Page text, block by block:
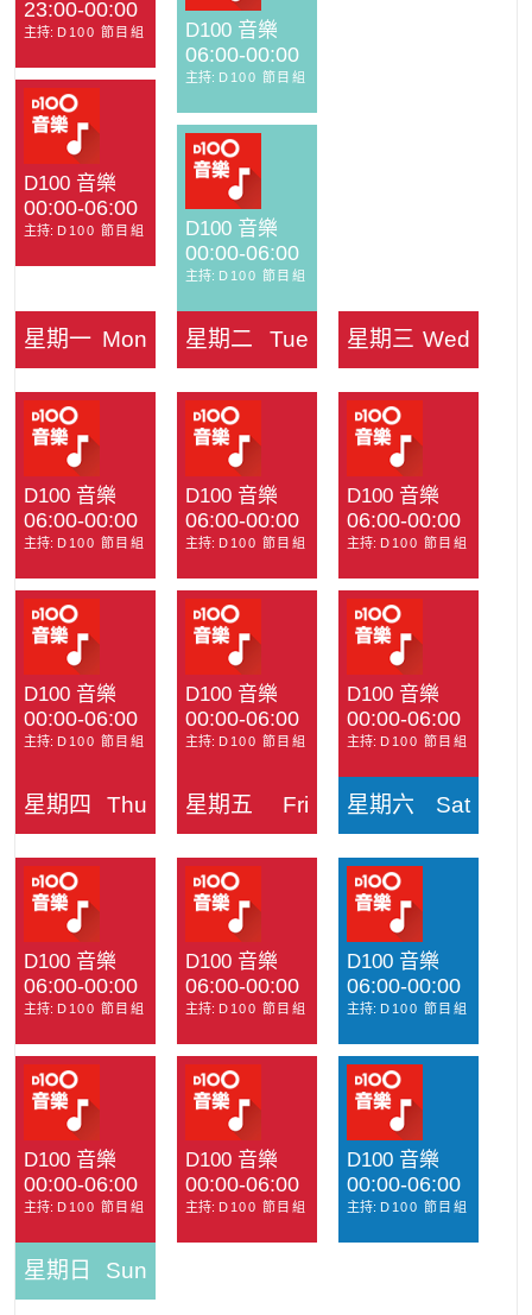
23:00-00:00
主持: D100 節目組
D100 音樂
00:00-06:00
主持: D100 節目組
D100 音樂
06:00-00:00
主持: D100 節目組
D100 音樂
00:00-06:00
主持: D100 節目組
星期一 Mon
D100 音樂
06:00-00:00
主持: D100 節目組
D100 音樂
00:00-06:00
主持: D100 節目組
星期二 Tue
D100 音樂
06:00-00:00
主持: D100 節目組
D100 音樂
00:00-06:00
主持: D100 節目組
星期三 Wed
D100 音樂
06:00-00:00
主持: D100 節目組
D100 音樂
00:00-06:00
主持: D100 節目組
星期四 Thu
D100 音樂
06:00-00:00
主持: D100 節目組
D100 音樂
00:00-06:00
主持: D100 節目組
星期五 Fri
D100 音樂
06:00-00:00
主持: D100 節目組
D100 音樂
00:00-06:00
主持: D100 節目組
星期六 Sat
D100 音樂
06:00-00:00
主持: D100 節目組
D100 音樂
00:00-06:00
主持: D100 節目組
星期日 Sun